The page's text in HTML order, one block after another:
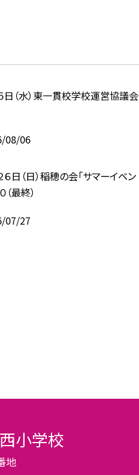
日（水）東一貫校学校運営協議会
08/06
６日（日）稲穂の会「サマーイベン
（最終）
07/27
小学校
地